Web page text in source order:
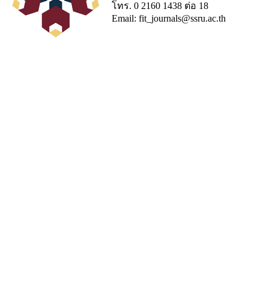
โทร. 0 2160 1438 ต่อ 18
Email: fit_journals@ssru.ac.th